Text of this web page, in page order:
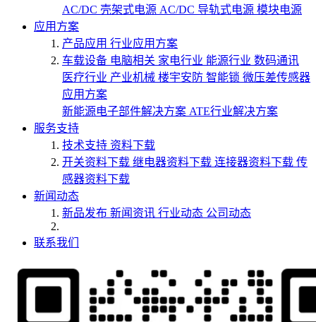
AC/DC 壳架式电源 AC/DC 导轨式电源 模块电源
应用方案
产品应用 行业应用方案
车载设备 电脑相关 家电行业 能源行业 数码通讯
医疗行业 产业机械 楼宇安防 智能锁 微压差传感器
应用方案
新能源电子部件解决方案 ATE行业解决方案
服务支持
技术支持 资料下载
开关资料下载 继电器资料下载 连接器资料下载 传
感器资料下载
新闻动态
新品发布 新闻资讯 行业动态 公司动态
联系我们